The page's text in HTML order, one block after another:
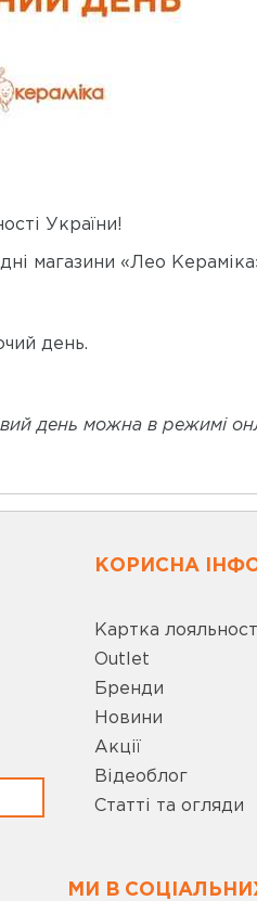
України!
дні магазини «Лео
день.
день можна в режимі
КОРИСНА
Картка
Outlet
Бренди
Новини
Акції
Відеоблог
Статті та огляди
МИ В